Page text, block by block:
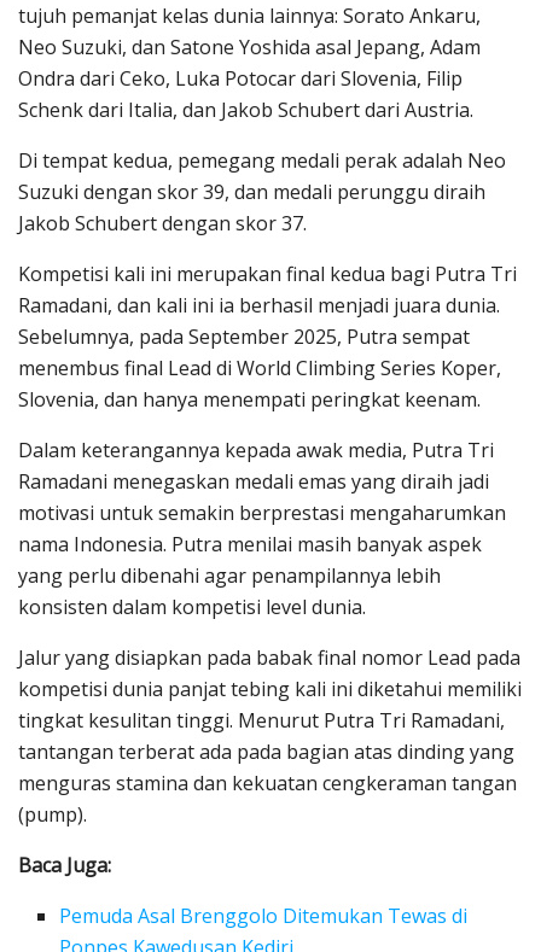
tujuh pemanjat kelas dunia lainnya: Sorato Ankaru,
Neo Suzuki, dan Satone Yoshida asal Jepang, Adam
Ondra dari Ceko, Luka Potocar dari Slovenia, Filip
Schenk dari Italia, dan Jakob Schubert dari Austria.
Di tempat kedua, pemegang medali perak adalah Neo
Suzuki dengan skor 39, dan medali perunggu diraih
Jakob Schubert dengan skor 37.
Kompetisi kali ini merupakan final kedua bagi Putra Tri
Ramadani, dan kali ini ia berhasil menjadi juara dunia.
Sebelumnya, pada September 2025, Putra sempat
menembus final Lead di World Climbing Series Koper,
Slovenia, dan hanya menempati peringkat keenam.
Dalam keterangannya kepada awak media, Putra Tri
Ramadani menegaskan medali emas yang diraih jadi
motivasi untuk semakin berprestasi mengaharumkan
nama Indonesia. Putra menilai masih banyak aspek
yang perlu dibenahi agar penampilannya lebih
konsisten dalam kompetisi level dunia.
Jalur yang disiapkan pada babak final nomor Lead pada
kompetisi dunia panjat tebing kali ini diketahui memiliki
tingkat kesulitan tinggi. Menurut Putra Tri Ramadani,
tantangan terberat ada pada bagian atas dinding yang
menguras stamina dan kekuatan cengkeraman tangan
(pump).
Baca Juga:
Pemuda Asal Brenggolo Ditemukan Tewas di